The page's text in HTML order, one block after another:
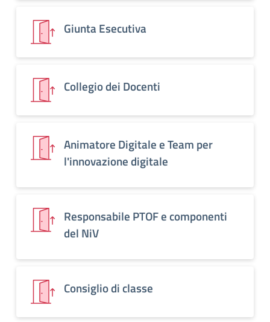
Giunta Esecutiva
Collegio dei Docenti
Animatore Digitale e Team per
l'innovazione digitale
Responsabile PTOF e componenti
del NiV
Consiglio di classe